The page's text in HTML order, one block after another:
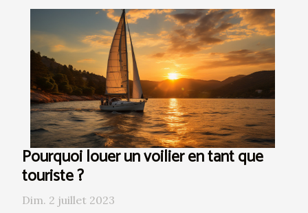
Pourquoi louer un voilier en tant que
touriste ?
Dim. 2 juillet 2023